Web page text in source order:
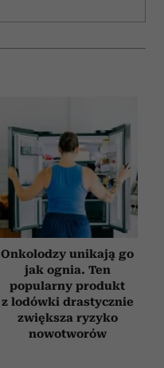
Onkolodzy unikają go
jak ognia. Ten
popularny produkt
z lodówki drastycznie
zwiększa ryzyko
nowotworów